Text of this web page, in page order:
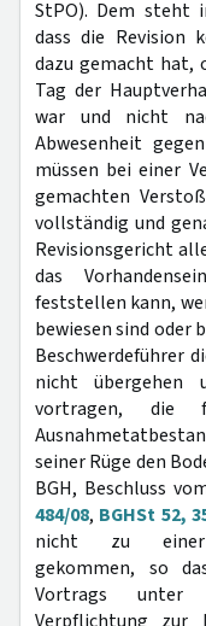
StPO). Dem steht
dass die Revision
dazu gemacht hat,
Tag der
war und nicht
Abwesenheit
müssen bei einer
gemachten
vollständig und
Revisionsgericht
das
feststellen kann,
bewiesen sind oder
Beschwerdeführer
nicht übergehen
vortragen, die
seiner Rüge den
BGH, Beschluss
484/08, BGHSt 52,
nicht zu einer
gekommen, so
Vortrags unter